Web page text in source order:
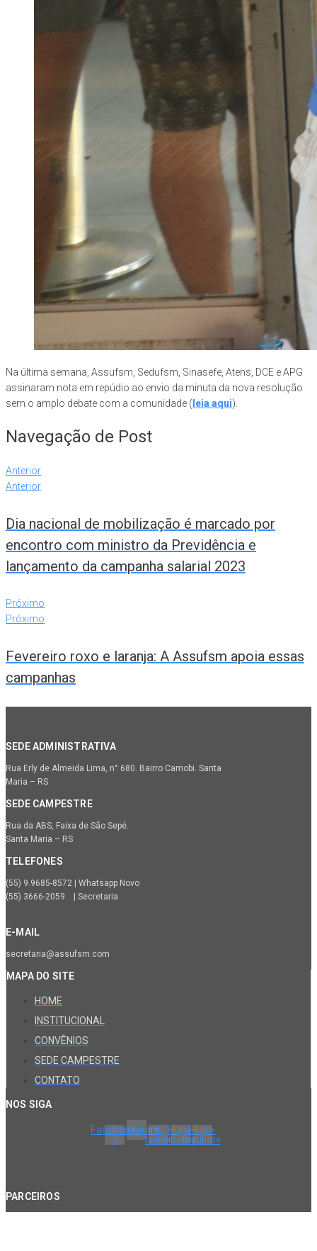
Na última semana, Assufsm, Sedufsm, Sinasefe, Atens, DCE e APG
assinaram nota em repúdio ao envio da minuta da nova resolução
sem o amplo debate com a comunidade ( leia aqui).
Navegação de Post
Anterior
Anterior
Dia nacional de mobilização é marcado por
encontro com ministro da Previdência e
lançamento da campanha salarial 2023
Próximo
Próximo
Fevereiro roxo e laranja: A Assufsm apoia essas
campanhas
SEDE ADMINISTRATIVA
Rua Erly de Almeida Lima, n° 680. Bairro Camobi. Santa
Maria – RS
SEDE CAMPESTRE
Rua da ABS, Faixa de São Sepé.
Santa Maria – RS
TELEFONES
(55) 9.9685-8572 | Whatsapp Novo
(55) 3666-2059 | Secretaria
E-MAIL
secretaria@assufsm.com
MAPA DO SITE
HOME
INSTITUCIONAL
CONVÊNIOS
SEDE CAMPESTRE
CONTATO
NOS SIGA
Facebook-
f
InstagramX-
twitter
Huge-
spotify
Huge-
youtube
PARCEIROS